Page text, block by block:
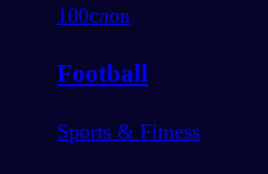
100слов
Football
Sports & Fitness